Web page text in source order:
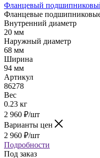
Фланцевый
Фланцевые
Внутренний диаметр
20 мм
Наружный диаметр
68 мм
Ширина
94 мм
Артикул
86278
Вес
0.23 кг
2 960 ₽/шт
Варианты цен
2 960 ₽/шт
Подробности
Под заказ